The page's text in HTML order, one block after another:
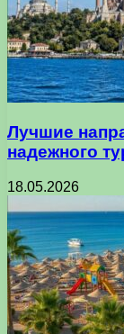
Лучшие
надежного
18.05.2026